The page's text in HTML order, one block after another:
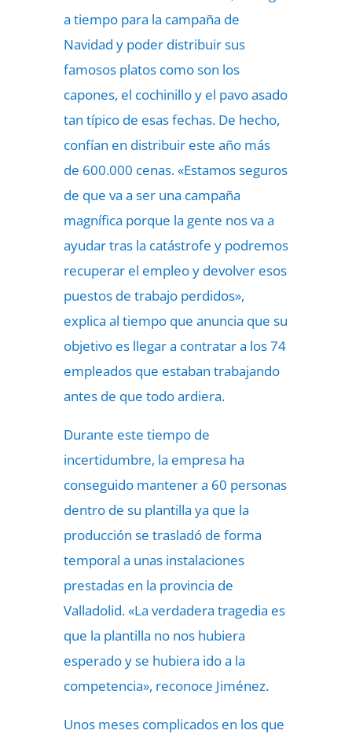
a tiempo para la campaña de
Navidad y poder distribuir sus
famosos platos como son los
capones, el cochinillo y el pavo asado
tan típico de esas fechas. De hecho,
confían en distribuir este año más
de 600.000 cenas. «Estamos seguros
de que va a ser una campaña
magnífica porque la gente nos va a
ayudar tras la catástrofe y podremos
recuperar el empleo y devolver esos
puestos de trabajo perdidos»,
explica al tiempo que anuncia que su
objetivo es llegar a contratar a los 74
empleados que estaban trabajando
antes de que todo ardiera.
Durante este tiempo de
incertidumbre, la empresa ha
conseguido mantener a 60 personas
dentro de su plantilla ya que la
producción se trasladó de forma
temporal a unas instalaciones
prestadas en la provincia de
Valladolid. «La verdadera tragedia es
que la plantilla no nos hubiera
esperado y se hubiera ido a la
competencia», reconoce Jiménez.
Unos meses complicados en los que